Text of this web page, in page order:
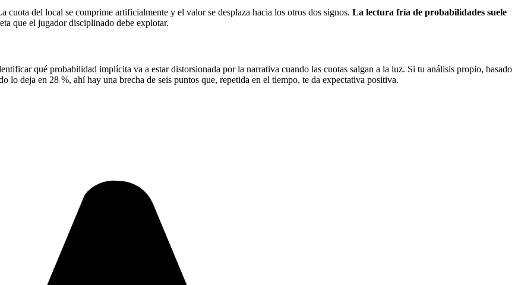
del local se comprime artificialmente y el valor se desplaza hacia los otros dos signos. La lectura fría de probabilidades suele
que el jugador disciplinado debe explotar.
qué probabilidad implícita va a estar distorsionada por la narrativa cuando las cuotas salgan a la luz. Si tu análisis propio, basado
lo deja en 28 %, ahí hay una brecha de seis puntos que, repetida en el tiempo, te da expectativa positiva.